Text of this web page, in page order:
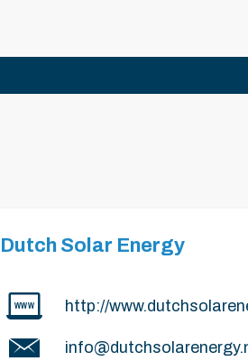
Dutch Solar Energy
http://